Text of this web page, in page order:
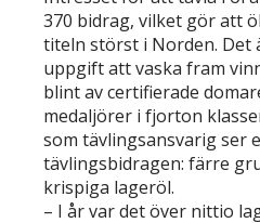
370 bidrag, vilket gör att
titeln störst i Norden. Det
uppgift att vaska fram
blint av certifierade
medaljörer i fjorton
som tävlingsansvarig ser
tävlingsbidragen: färre
krispiga lageröl.
– I år var det över nittio